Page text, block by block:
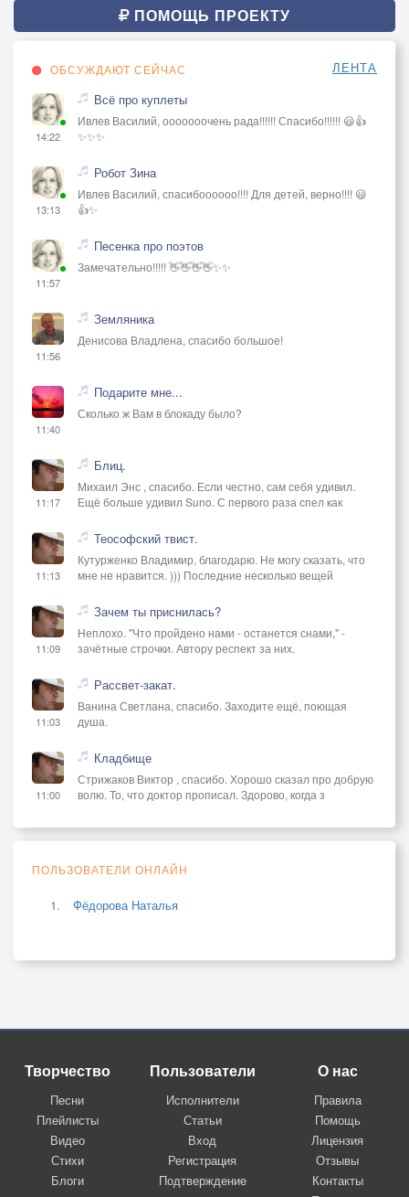
ПОМОЩЬ ПРОЕКТУ
ОБСУЖДАЮТ СЕЙЧАС ЛЕНТА
14:22
Всё про куплеты
Ивлев Василий, ооооооочень рада!!!!!! Спасибо!!!!!! 😃👍
✨✨✨
13:13
Робот Зина
Ивлев Василий, спасибоооооо!!!! Для детей, верно!!!! 😃
👍✨
11:57
Песенка про поэтов
Замечательно!!!!! 👋👋👋👋✨✨
11:56
Земляника
Денисова Владлена, спасибо большое!
11:40
Подарите мне...
Сколько ж Вам в блокаду было?
11:17
Блиц.
Михаил Энс , спасибо. Если честно, сам себя удивил.
Ещё больше удивил Suno. С первого раза спел как
11:13
Теософский твист.
Кутурженко Владимир, благодарю. Не могу сказать, что
мне не нравится. ))) Последние несколько вещей
11:09
Зачем ты приснилась?
Неплохо. "Что пройдено нами - останется снами," -
зачётные строчки. Автору респект за них.
11:03
Рассвет-закат.
Ванина Светлана, спасибо. Заходите ещё, поющая
душа.
11:00
Кладбище
Стрижаков Виктор , спасибо. Хорошо сказал про добрую
волю. То, что доктор прописал. Здорово, когда з
ПОЛЬЗОВАТЕЛИ ОНЛАЙН
Фёдорова Наталья
Творчество
Песни
Плейлисты
Видео
Стихи
Блоги
Пользователи
Исполнители
Статьи
Вход
Регистрация
Подтверждение
О нас
Правила
Помощь
Лицензия
Отзывы
Контакты